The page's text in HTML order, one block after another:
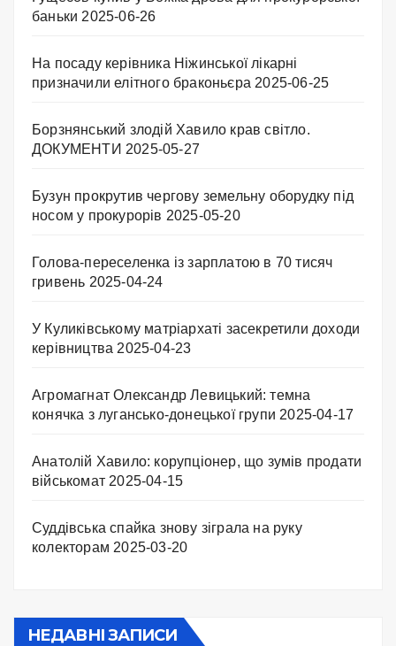
баньки 2025-06-26
На посаду керівника Ніжинської лікарні
призначили елітного браконьєра 2025-06-25
Борзнянський злодій Хавило крав світло.
ДОКУМЕНТИ 2025-05-27
Бузун прокрутив чергову земельну оборудку під
носом у прокурорів 2025-05-20
Голова-переселенка із зарплатою в 70 тисяч
гривень 2025-04-24
У Куликівському матріархаті засекретили доходи
керівництва 2025-04-23
Агромагнат Олександр Левицький: темна
конячка з лугансько-донецької групи 2025-04-17
Анатолій Хавило: корупціонер, що зумів продати
військомат 2025-04-15
Суддівська спайка знову зіграла на руку
колекторам 2025-03-20
НЕДАВНІ ЗАПИСИ